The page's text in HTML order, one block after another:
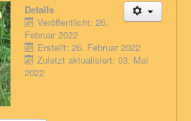
Details
Veröffentlicht: 26.
Februar 2022
Erstellt: 26. Februar 2022
Zuletzt aktualisiert: 03. Mai
2022